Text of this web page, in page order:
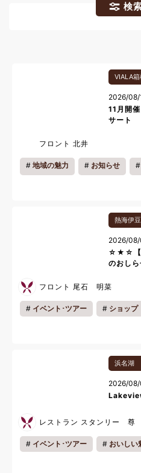
検
VIALA
2026/08/
11月開
サート
フロント 北井
地域の魅力 お知らせ
熱海伊
2026/
☆★☆【
のおし
フロント 尾石 明菜
イベント･ツアー ショップ
浜名湖
2026/
レストラン スタンリー 尊
イベント･ツアー おいしい